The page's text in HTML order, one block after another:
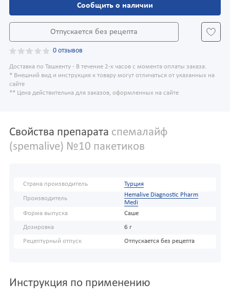
Сообщить о наличии
Отпускается без рецепта
0 отзывов
Доставка по Ташкенту - В течение 2-х часов с момента оплаты заказа.
* Внешний вид и инструкция к товару могут отличаться от указанных на
сайте
** Цена действительна для заказов, оформленных на сайте
Свойства препарата спемалайф
(spemalive) №10 пакетиков
Страна производитель Турция
Производитель
Hemalive Diagnostic Pharm
Medi
Форма выпуска
Саше
Дозировка 6 г
Рецептурный отпуск Отпускается без рецепта
Инструкция по применению